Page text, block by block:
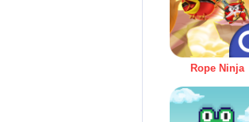
Rope Ninja